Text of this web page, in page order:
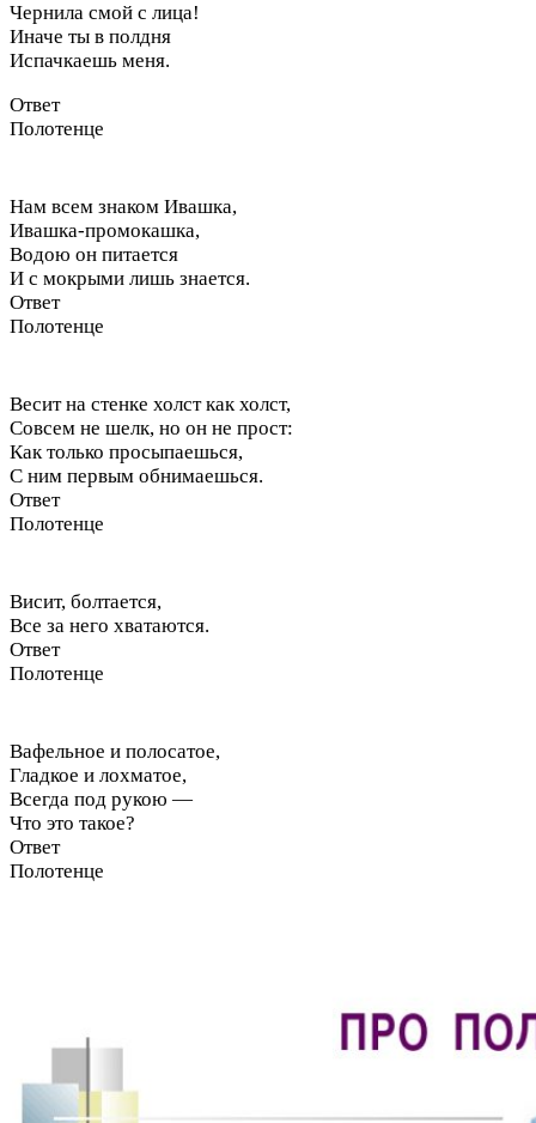
Чернила смой с лица!
Иначе ты в полдня
Испачкаешь меня.
Ответ
Полотенце
Нам всем знаком Ивашка,
Ивашка-промокашка,
Водою он питается
И с мокрыми лишь знается.
Ответ
Полотенце
Весит на стенке холст как холст,
Совсем не шелк, но он не прост:
Как только просыпаешься,
С ним первым обнимаешься.
Ответ
Полотенце
Висит, болтается,
Все за него хватаются.
Ответ
Полотенце
Вафельное и полосатое,
Гладкое и лохматое,
Всегда под рукою —
Что это такое?
Ответ
Полотенце